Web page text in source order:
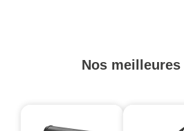
Nos meilleures